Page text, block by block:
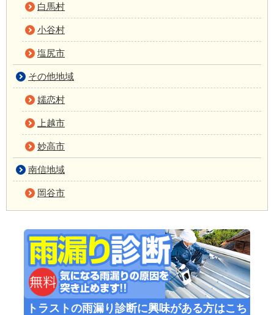
白馬村
小谷村
塩尻市
その他地域
嬬恋村
上越市
妙高市
南信地域
岡谷市
トラストの雨漏り診断に興味がある方はこち